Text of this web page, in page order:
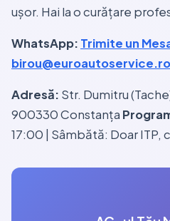
ușor. Hai la o curățare
WhatsApp: Trimite un
birou@euroautoservice.ro
Adresă: Str. Dumitru
900330 Constanța
17:00 | Sâmbătă: Doar ITP,